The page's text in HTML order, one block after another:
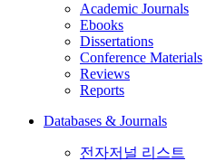
Academic Journals
Ebooks
Dissertations
Conference Materials
Reviews
Reports
Databases & Journals
전자저널 리스트